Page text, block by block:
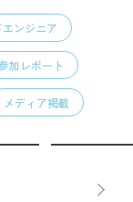
ンジニア
加レポート
メディア掲載